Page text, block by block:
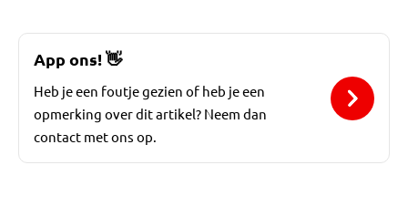
App ons!👋
Heb je een foutje gezien of heb je een
opmerking over dit artikel? Neem dan
contact met ons op.